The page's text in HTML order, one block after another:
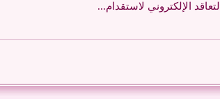
الإلكتروني لاستقدام...